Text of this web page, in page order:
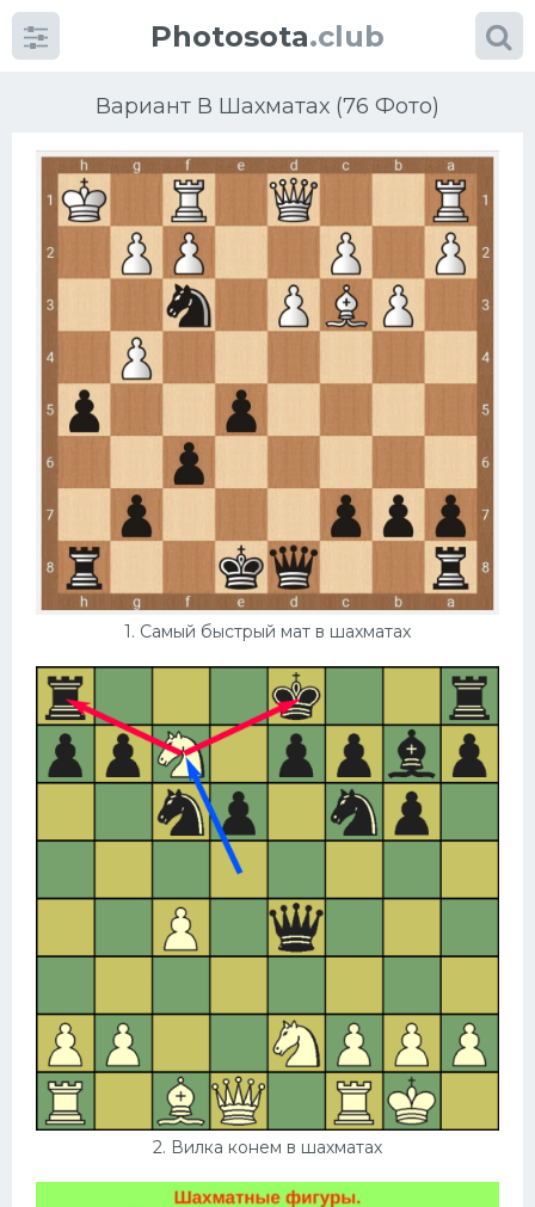
Photosota.club
Вариант В Шахматах (76 Фото)
1. Самый быстрый мат в шахматах
2. Вилка конем в шахматах
КатегорииФото
Много картинок...
Футбол
Хоккей
Велогонки
Конькобежный спорт
Интерьеры квартир